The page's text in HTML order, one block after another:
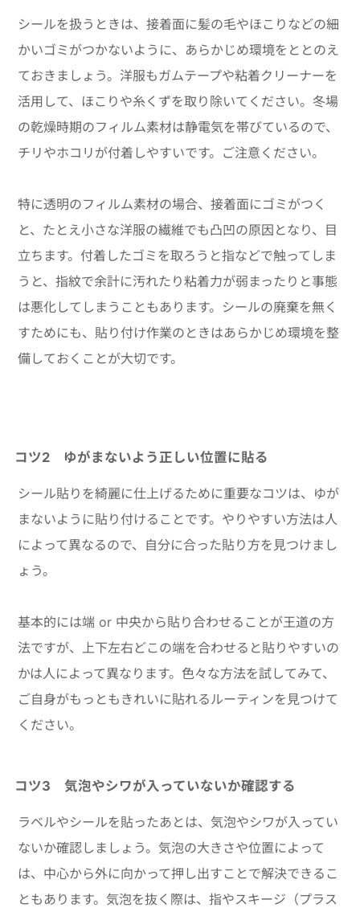
シールを扱うときは、接着面に髪の毛やほこりなどの細
かいゴミがつかないように、あらかじめ環境をととのえ
ておきましょう。洋服もガムテープや粘着クリーナーを
活用して、ほこりや糸くずを取り除いてください。冬場
の乾燥時期のフィルム素材は静電気を帯びているので、
チリやホコリが付着しやすいです。ご注意ください。
特に透明のフィルム素材の場合、接着面にゴミがつく
と、たとえ小さな洋服の繊維でも凸凹の原因となり、目
立ちます。付着したゴミを取ろうと指などで触ってしま
うと、指紋で余計に汚れたり粘着力が弱まったりと事態
は悪化してしまうこともあります。シールの廃棄を無く
すためにも、貼り付け作業のときはあらかじめ環境を整
備しておくことが大切です。
コツ2 ゆがまないよう正しい位置に貼る
シール貼りを綺麗に仕上げるために重要なコツは、ゆが
まないように貼り付けることです。やりやすい方法は人
によって異なるので、自分に合った貼り方を見つけまし
ょう。
基本的には端 or 中央から貼り合わせることが王道の方
法ですが、上下左右どこの端を合わせると貼りやすいの
かは人によって異なります。色々な方法を試してみて、
ご自身がもっともきれいに貼れるルーティンを見つけて
ください。
コツ3 気泡やシワが入っていないか確認する
ラベルやシールを貼ったあとは、気泡やシワが入ってい
ないか確認しましょう。気泡の大きさや位置によって
は、中心から外に向かって押し出すことで解決できるこ
ともあります。気泡を抜く際は、指やスキージ（プラス